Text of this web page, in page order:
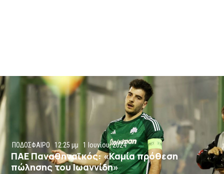
ΠΟΔΟΣΦΑΙΡΟ 12:25 μμ 1 Ιουνίου, 2024
ΠΑΕ Παναθηναϊκός: «Καμία πρόθεση
πώλησης του Ιωαννίδη»